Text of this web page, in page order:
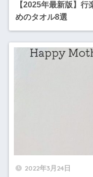
【2025年最新版】
めのタオル8選
2022年3月24日